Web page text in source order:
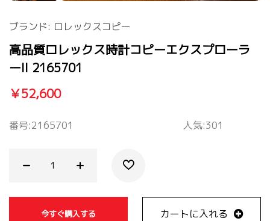
ブランド: ロレックスコピー
高品質ロレックス時計コピーエクスプローラ
ーII 2165701
￥52,600
番号:2165701 人気:301
今すぐ購入する カートに入れる